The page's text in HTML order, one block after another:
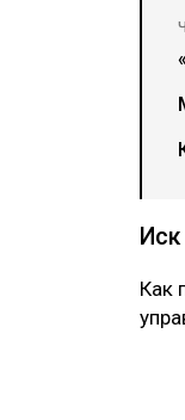
Как